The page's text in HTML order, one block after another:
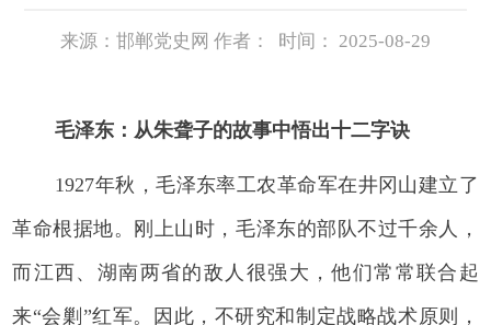
来源：邯郸党史网 作者： 时间： 2025-08-29
毛泽东：从朱聋子的故事中悟出十二字诀
1927年秋，毛泽东率工农革命军在井冈山建立了
革命根据地。刚上山时，毛泽东的部队不过千余人，
而江西、湖南两省的敌人很强大，他们常常联合起
来“会剿”红军。因此，不研究和制定战略战术原则，